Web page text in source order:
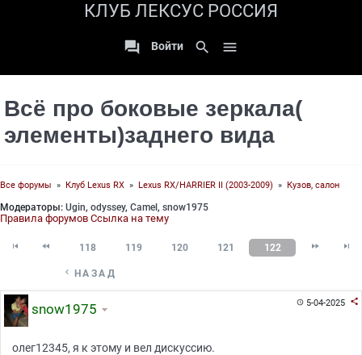
КЛУБ ЛЕКСУС РОССИЯ
 Войти search 
Всё про боковые зеркала(
элементы)заднего вида
Все форумы » Клуб Lexus RX » Lexus RX/HARRIER II (2003-2009) » Кузов, салон
Модераторы: Ugin, odyssey, Camel , snow1975
Правила форумов Ссылка на тему
  118 119 120 121 122  
 НАЗАД
5-04-2025 
snow1975
олег12345, я к этому и вел дискуссию.